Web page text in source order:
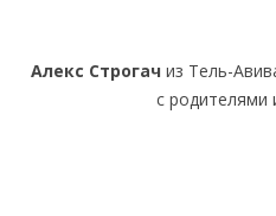
Алекс Строгачиз Тель-
с